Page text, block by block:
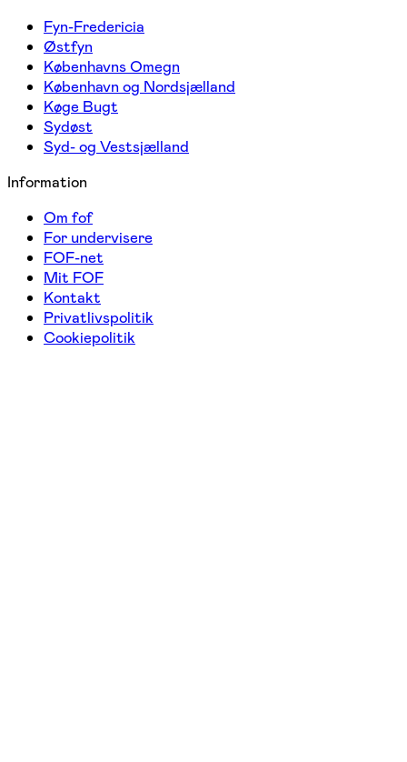
Fyn-Fredericia
Østfyn
Københavns Omegn
København og Nordsjælland
Køge Bugt
Sydøst
Syd- og Vestsjælland
Information
Om fof
For undervisere
FOF-net
Mit FOF
Kontakt
Privatlivspolitik
Cookiepolitik